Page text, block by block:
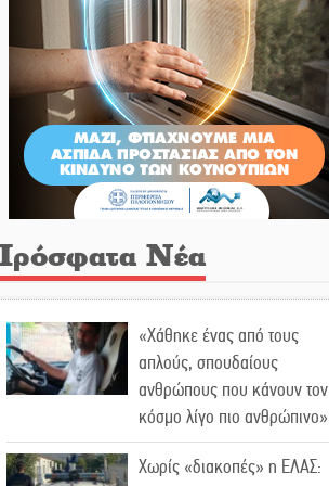
Νέα
«Χάθηκε ένας από τους
απλούς, σπουδαίους
ανθρώπους που κάνουν τον
κόσμο λίγο πιο ανθρώπινο»
Χωρίς «διακοπές» η ΕΛΑΣ: